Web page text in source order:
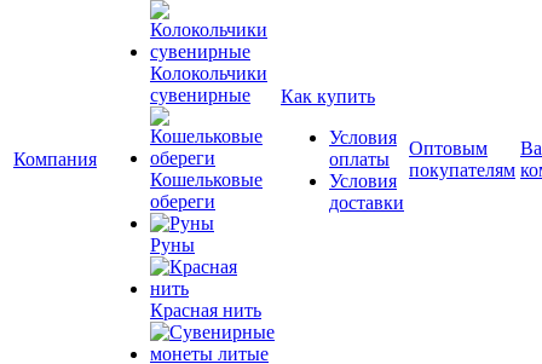
Компания
Колокольчики
сувенирные
Кошельковые
обереги
Руны
Красная нить
Как купить
Условия
оплаты
Условия
доставки
Оптовым
покупателям